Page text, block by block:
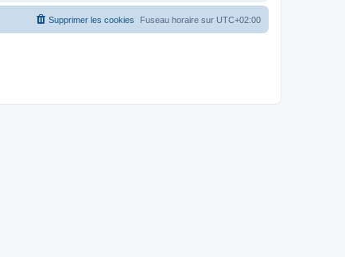
Fuseau horaire sur UTC+02:00
Supprimer les cookies